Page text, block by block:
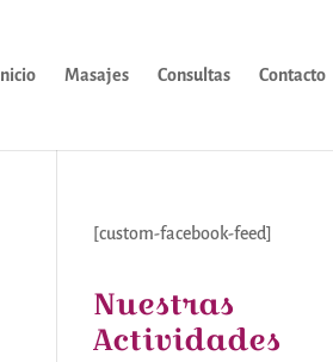
Inicio Masajes Consultas Contacto
[custom-facebook-feed]
Nuestras
Actividades